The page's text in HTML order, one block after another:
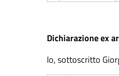
Dichiarazione ex
Io, sottoscritto